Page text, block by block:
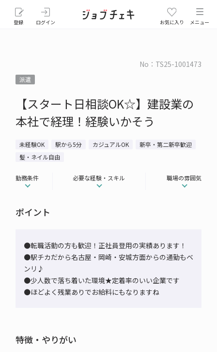
登録 ログイン お気に入り メニュー
No：TS25-1001473
派遣
【スタート日相談OK☆】建設業の
本社で経理！経験いかそう
未経験OK 駅から5分 カジュアルOK
新卒・第二新卒歓迎
髪・ネイル自由
勤務条件 必要な経験・スキル 職場の雰囲気
ポイント
●転職活動の方も歓迎！正社員登用の実績あります！
●駅チカだから名古屋・岡崎・安城方面からの通勤もベ
ンリ♪
●少人数で落ち着いた環境★定着率のいい企業です
●ほどよく残業ありでお給料にもなりますね
特徴・やりがい